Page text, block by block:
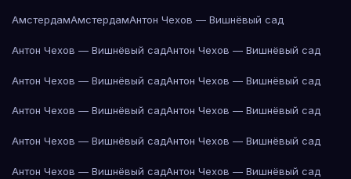
АмстердамАмстердамАнтон Чехов — Вишнёвый сад
Антон Чехов — Вишнёвый садАнтон Чехов — Вишнёвый сад
Антон Чехов — Вишнёвый садАнтон Чехов — Вишнёвый сад
Антон Чехов — Вишнёвый садАнтон Чехов — Вишнёвый сад
Антон Чехов — Вишнёвый садАнтон Чехов — Вишнёвый сад
Антон Чехов — Вишнёвый садАнтон Чехов — Вишнёвый сад